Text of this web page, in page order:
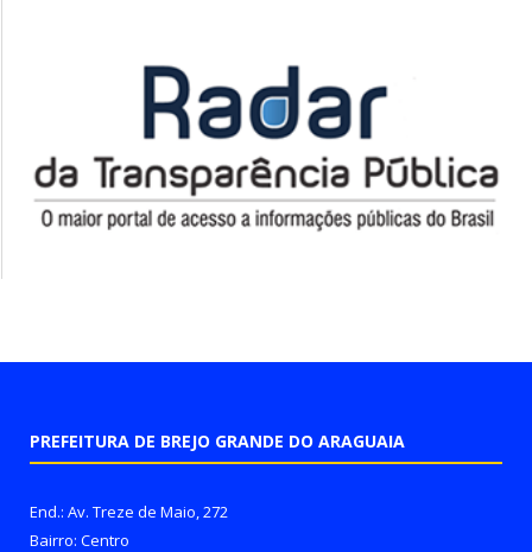
PREFEITURA DE BREJO GRANDE DO ARAGUAIA
End.: Av. Treze de Maio, 272
Bairro: Centro